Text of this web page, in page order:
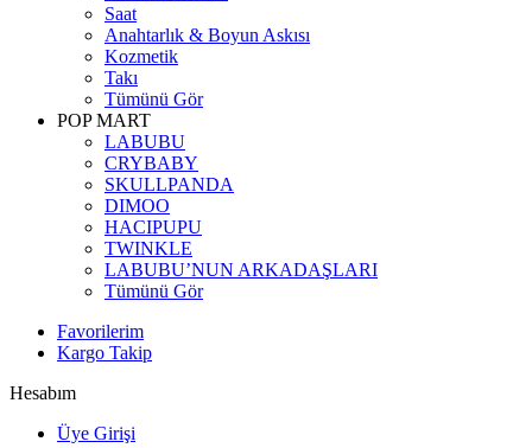
Saat
Anahtarlık & Boyun Askısı
Kozmetik
Takı
Tümünü Gör
POP MART
LABUBU
CRYBABY
SKULLPANDA
DIMOO
HACIPUPU
TWINKLE
LABUBU’NUN ARKADAŞLARI
Tümünü Gör
Favorilerim
Kargo Takip
Hesabım
Üye Girişi